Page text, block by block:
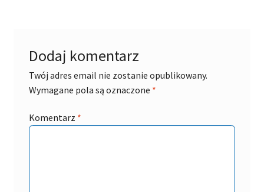
Dodaj komentarz
Twój adres email nie zostanie opublikowany.
Wymagane pola są oznaczone *
Komentarz *